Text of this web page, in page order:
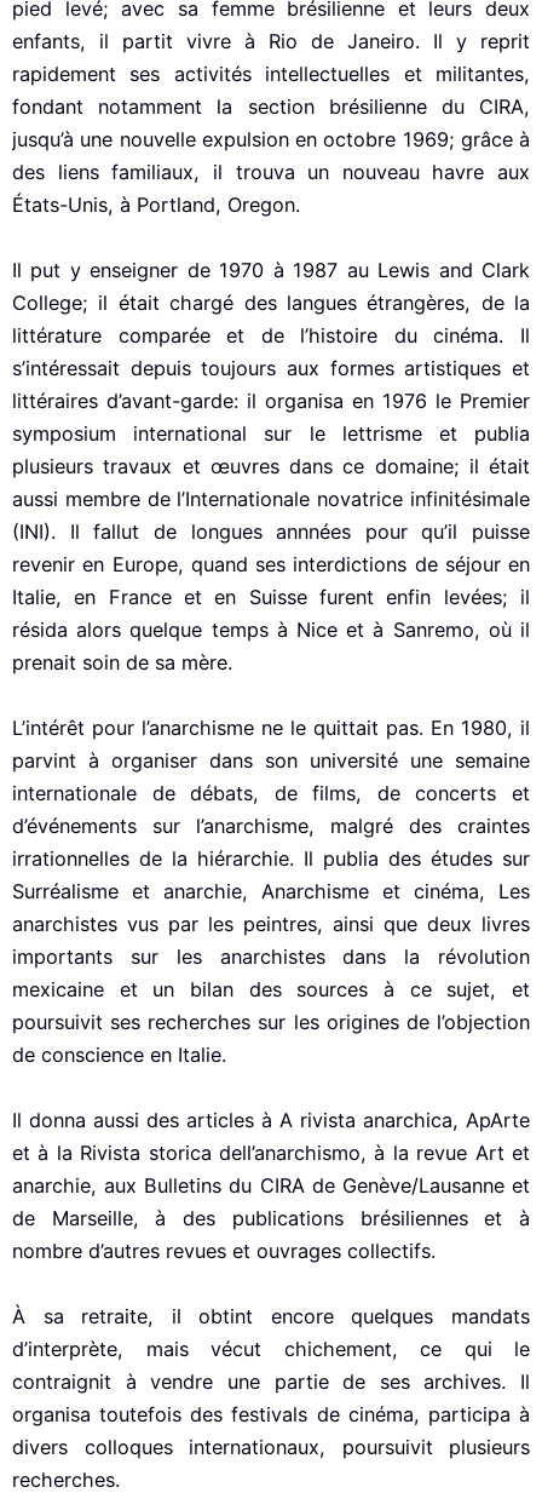
pied levé; avec sa femme brésilienne et leurs deux
enfants, il partit vivre à Rio de Janeiro. Il y reprit
rapidement ses activités intellectuelles et militantes,
fondant notamment la section brésilienne du CIRA,
jusqu’à une nouvelle expulsion en octobre 1969; grâce à
des liens familiaux, il trouva un nouveau havre aux
États-Unis, à Portland, Oregon.
Il put y enseigner de 1970 à 1987 au Lewis and Clark
College; il était chargé des langues étrangères, de la
littérature comparée et de l’histoire du cinéma. Il
s’intéressait depuis toujours aux formes artistiques et
littéraires d’avant-garde: il organisa en 1976 le Premier
symposium international sur le lettrisme et publia
plusieurs travaux et œuvres dans ce domaine; il était
aussi membre de l’Internationale novatrice infinitésimale
(INI). Il fallut de longues annnées pour qu’il puisse
revenir en Europe, quand ses interdictions de séjour en
Italie, en France et en Suisse furent enfin levées; il
résida alors quelque temps à Nice et à Sanremo, où il
prenait soin de sa mère.
L’intérêt pour l’anarchisme ne le quittait pas. En 1980, il
parvint à organiser dans son université une semaine
internationale de débats, de films, de concerts et
d’événements sur l’anarchisme, malgré des craintes
irrationnelles de la hiérarchie. Il publia des études sur
Surréalisme et anarchie, Anarchisme et cinéma, Les
anarchistes vus par les peintres, ainsi que deux livres
importants sur les anarchistes dans la révolution
mexicaine et un bilan des sources à ce sujet, et
poursuivit ses recherches sur les origines de l’objection
de conscience en Italie.
Il donna aussi des articles à A rivista anarchica, ApArte
et à la Rivista storica dell’anarchismo, à la revue Art et
anarchie, aux Bulletins du CIRA de Genève/Lausanne et
de Marseille, à des publications brésiliennes et à
nombre d’autres revues et ouvrages collectifs.
À sa retraite, il obtint encore quelques mandats
d’interprète, mais vécut chichement, ce qui le
contraignit à vendre une partie de ses archives. Il
organisa toutefois des festivals de cinéma, participa à
divers colloques internationaux, poursuivit plusieurs
recherches.